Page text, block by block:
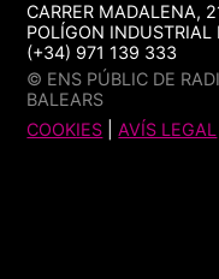
CARRER MADALENA,
POLÍGON INDUSTRIAL
(+34) 971 139 333
© ENS PÚBLIC DE
BALEARS
COOKIES |AVÍS LEGAL